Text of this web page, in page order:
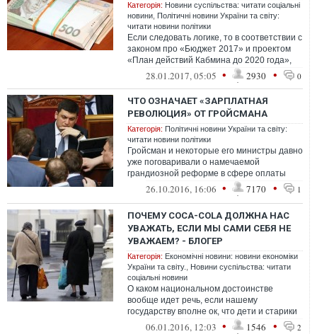
Категорія: Новини суспільства: читати соціальні
новини Політичні новини України та світу:
читати новини політики
Если следовать логике, то в соответствии с
законом про «Бюджет 2017» и проектом
«План действий Кабмина до 2020 года»,
речь идет об официальных прожито...
28.01.2017, 05:05 • 2930 • 0
ЧТО ОЗНАЧАЕТ «ЗАРПЛАТНАЯ
РЕВОЛЮЦИЯ» ОТ ГРОЙСМАНА
Категорія: Політичні новини України та світу:
читати новини політики
Гройсман и некоторые его министры давно
уже поговаривали о намечаемой
грандиозной реформе в сфере оплаты
труда. И вот сегодня «гром грянул»
26.10.2016, 16:06 • 7170 • 1
ПОЧЕМУ COCA-COLA ДОЛЖНА НАС
УВАЖАТЬ, ЕСЛИ МЫ САМИ СЕБЯ НЕ
УВАЖАЕМ? - БЛОГЕР
Категорія: Економічні новини: новини економіки
України та світу.
Новини суспільства: читати
соціальні новини
О каком национальном достоинстве
вообще идет речь, если нашему
государству вполне ок, что дети и старики
так живут!? Почему Кока-Кола должна нас
06.01.2016, 12:03 • 1546 • 2